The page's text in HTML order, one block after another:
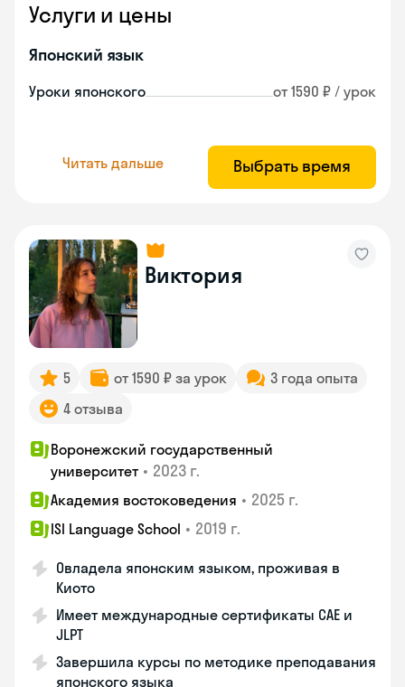
Услуги и цены
Японский язык
Уроки японского от 1590 ₽ / урок
Читать дальше Выбрать время
Виктория
5 от 1590 ₽ за урок
3 года опыта
4 отзыва
Воронежский государственный
университет • 2023 г.
Академия востоковедения • 2025 г.
ISI Language School • 2019 г.
Овладела японским языком, проживая в
Киото
Имеет международные сертификаты CAE и
JLPT
Завершила курсы по методике преподавания
японского языка